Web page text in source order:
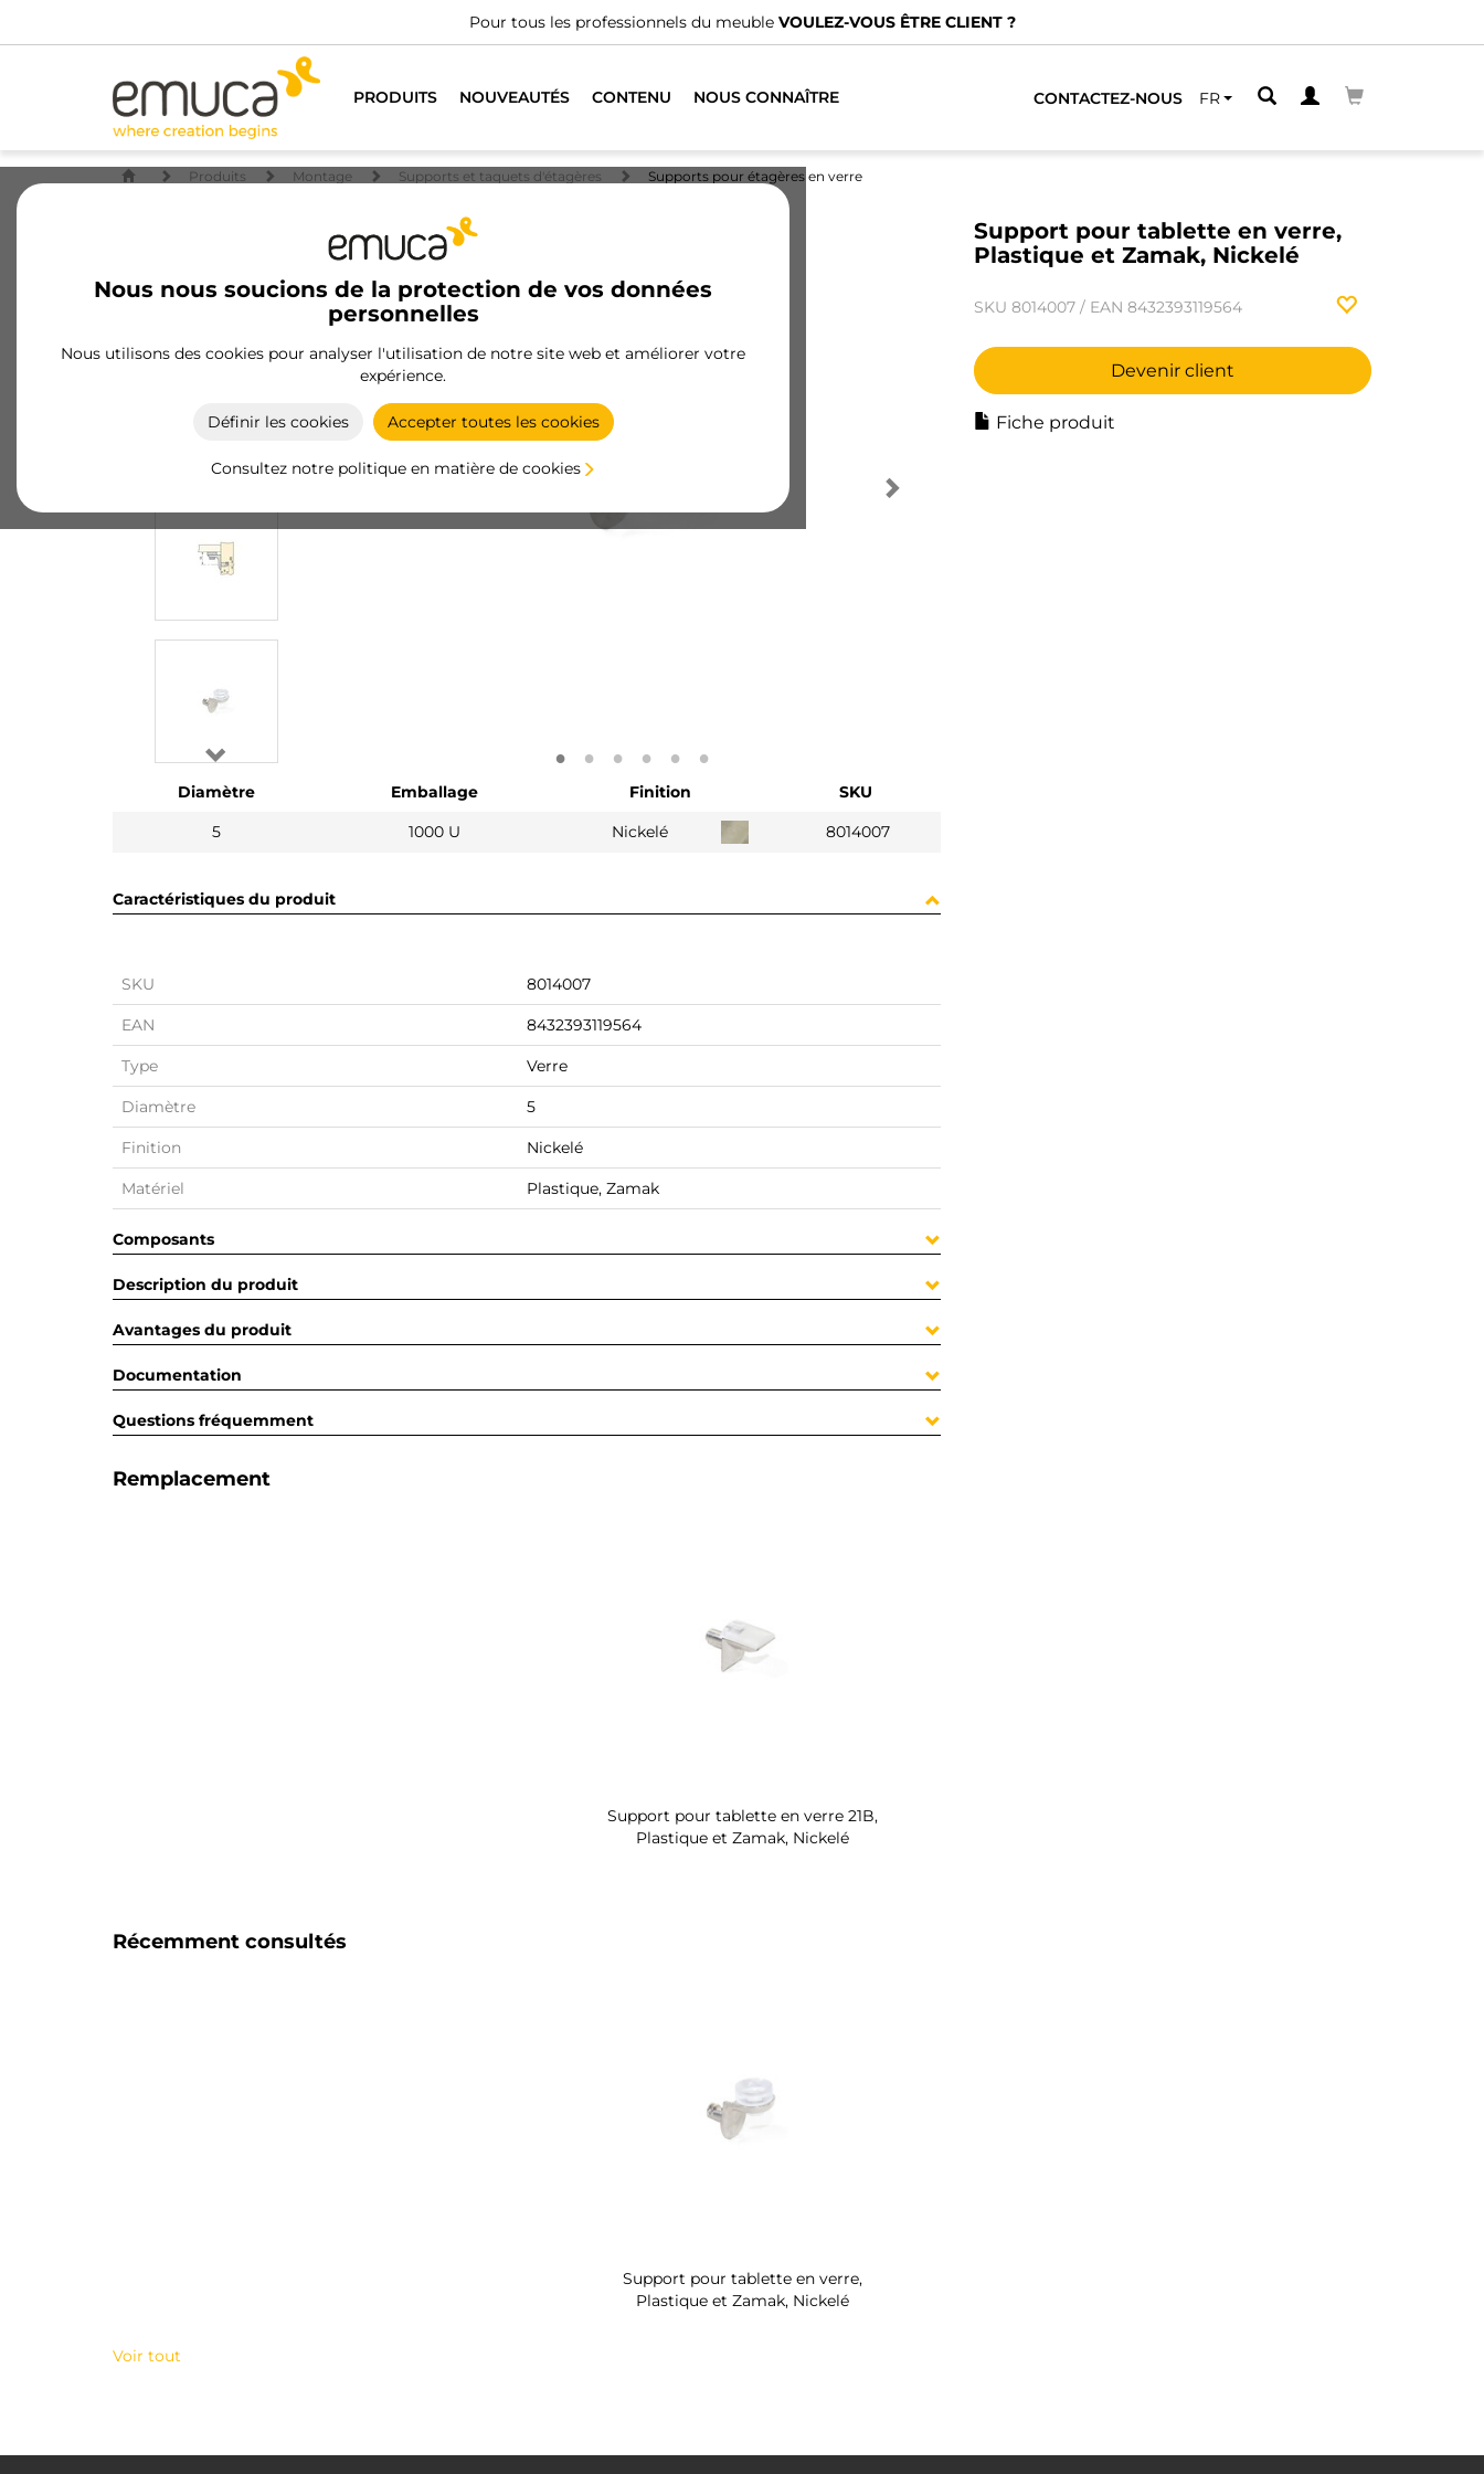
Pour tous les professionnels du meuble VOULEZ-VOUS ÊTRE CLIENT ?
PRODUITS NOUVEAUTÉS CONTENU NOUS CONNAÎTRE CONTACTEZ-NOUS FR
Nous nous soucions de la protection de vos données
personnelles
Nous utilisons des cookies pour analyser l'utilisation de notre site web et améliorer votre
expérience.
Définir les cookies Accepter toutes les cookies
Consultez notre politique en matière de cookies
Produits Montage Supports et taquets d'étagères Supports pour étagères en verre
Support pour tablette en verre,
Plastique et Zamak, Nickelé
SKU 8014007 / EAN 8432393119564
Devenir client
Fiche produit
Diamètre Emballage Finition
SKU
5
1000 U Nickelé 8014007
Caractéristiques du produit
SKU 8014007
EAN 8432393119564
Type Verre
Diamètre 5
Finition Nickelé
Matériel Plastique, Zamak
Composants
Description du produit
Avantages du produit
Documentation
Questions fréquemment
Remplacement
Support pour tablette en verre 21B,
Plastique et Zamak, Nickelé
Récemment consultés
Support pour tablette en verre,
Plastique et Zamak, Nickelé
Voir tout